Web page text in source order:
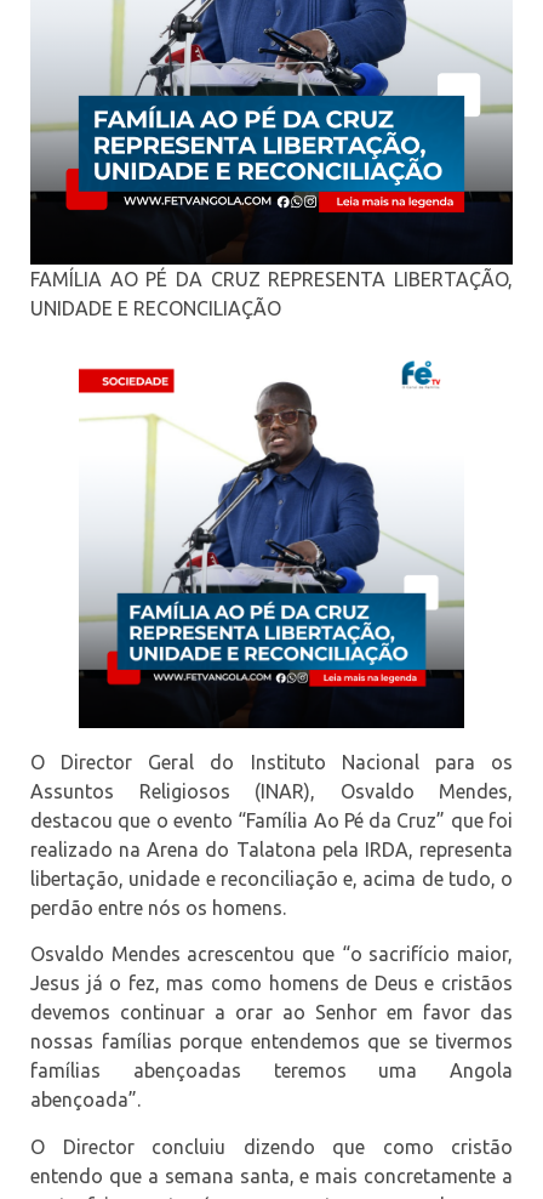
FAMÍLIA AO PÉ DA CRUZ REPRESENTA LIBERTAÇÃO,
UNIDADE E RECONCILIAÇÃO
O Director Geral do Instituto Nacional para os
Assuntos Religiosos (INAR), Osvaldo Mendes,
destacou que o evento “Família Ao Pé da Cruz” que foi
realizado na Arena do Talatona pela IRDA, representa
libertação, unidade e reconciliação e, acima de tudo, o
perdão entre nós os homens.
Osvaldo Mendes acrescentou que “o sacrifício maior,
Jesus já o fez, mas como homens de Deus e cristãos
devemos continuar a orar ao Senhor em favor das
nossas famílias porque entendemos que se tivermos
famílias abençoadas teremos uma Angola
abençoada”.
O Director concluiu dizendo que como cristão
entendo que a semana santa, e mais concretamente a